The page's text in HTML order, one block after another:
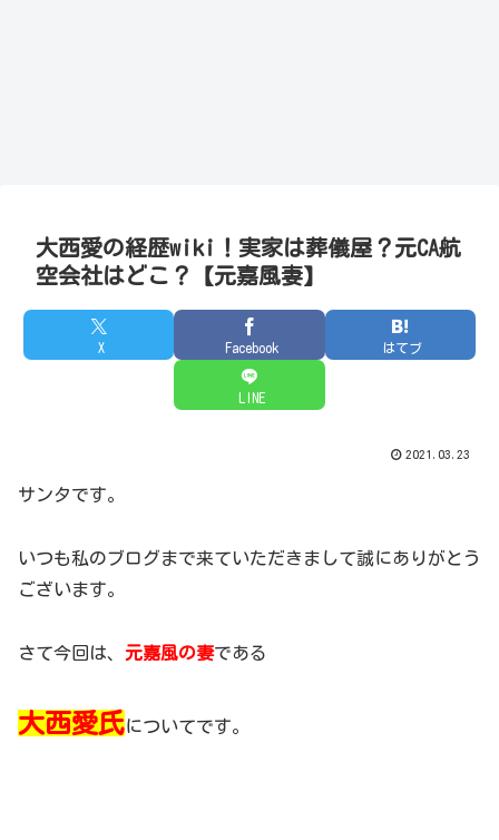
大西愛の経歴wiki！実家は葬儀屋？元CA航
空会社はどこ？【元嘉風妻】
X Facebook はてブ
LINE
2021.03.23
サンタです。
いつも私のブログまで来ていただきまして誠にありがとう
ございます。
さて今回は、 元嘉風の妻である
大西愛氏についてです。